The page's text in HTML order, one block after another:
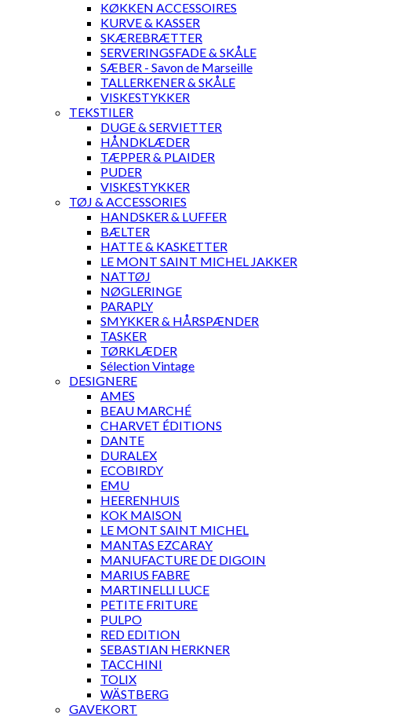
KØKKEN ACCESSOIRES
KURVE & KASSER
SKÆREBRÆTTER
SERVERINGSFADE & SKÅLE
SÆBER - Savon de Marseille
TALLERKENER & SKÅLE
VISKESTYKKER
TEKSTILER
DUGE & SERVIETTER
HÅNDKLÆDER
TÆPPER & PLAIDER
PUDER
VISKESTYKKER
TØJ & ACCESSORIES
HANDSKER & LUFFER
BÆLTER
HATTE & KASKETTER
LE MONT SAINT MICHEL JAKKER
NATTØJ
NØGLERINGE
PARAPLY
SMYKKER & HÅRSPÆNDER
TASKER
TØRKLÆDER
Sélection Vintage
DESIGNERE
AMES
BEAU MARCHÉ
CHARVET ÉDITIONS
DANTE
DURALEX
ECOBIRDY
EMU
HEERENHUIS
KOK MAISON
LE MONT SAINT MICHEL
MANTAS EZCARAY
MANUFACTURE DE DIGOIN
MARIUS FABRE
MARTINELLI LUCE
PETITE FRITURE
PULPO
RED EDITION
SEBASTIAN HERKNER
TACCHINI
TOLIX
WÄSTBERG
GAVEKORT